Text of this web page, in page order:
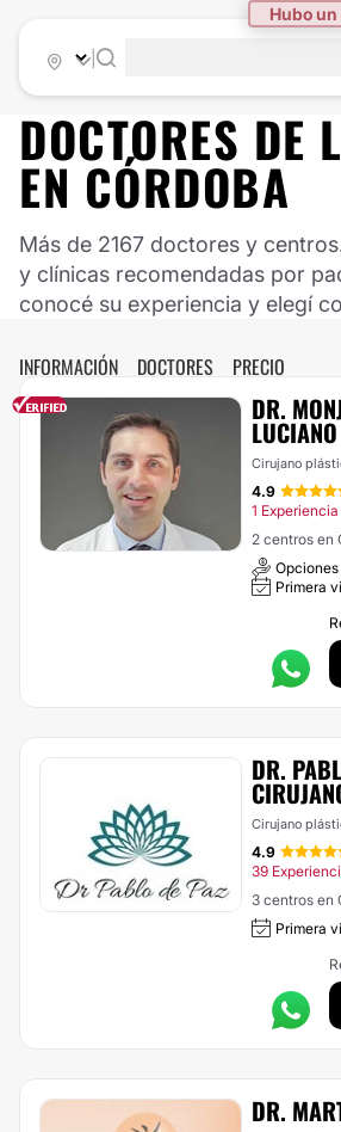
DOCTORES DE
EN CÓRDOBA
Más de 2167 doctores y
y clínicas recomendadas por
conocé su experiencia y elegí
INFORMACIÓN DOCTORES PRECIO
DR.
LUCIANO
Cirujano
4.9
1 Experiencia
2 centros en
Primera
DR.
Cirujano
4.9
39
3 centros en
Primera
DR.